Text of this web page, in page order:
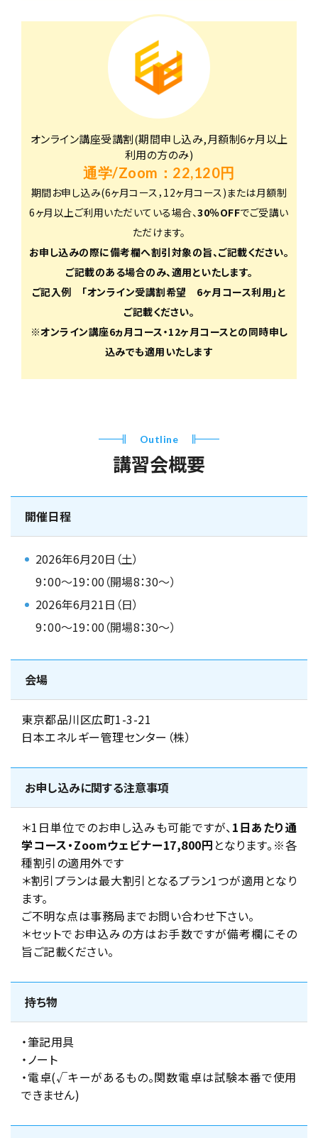
オンライン講座受講割(期間申し込み,月額制6ヶ月以上
利用の方のみ)
通学/Zoom：22,120円
期間お申し込み(6ヶ月コース，12ヶ月コース)または月額制
6ヶ月以上ご利用いただいている場合、30％OFFでご受講い
ただけます。
お申し込みの際に備考欄へ割引対象の旨、ご記載ください。
ご記載のある場合のみ、適用といたします。
ご記入例 ｢オンライン受講割希望 6ヶ月コース利用｣と
ご記載ください。
※オンライン講座6ヵ月コース・12ヶ月コースとの同時申し
込みでも適用いたします
Outline
講習会概要
開催日程
2026年6月20日（土）
9：00～19：00（開場8：30～）
2026年6月21日（日）
9：00～19：00（開場8：30～）
会場
東京都品川区広町1-3-21
日本エネルギー管理センター（株）
お申し込みに関する注意事項
＊1日単位でのお申し込みも可能ですが、 1日あたり通
学コース・Zoomウェビナー17,800円 となります。※各
種割引の適用外です
＊割引プランは最大割引となるプラン1つが適用となり
ます。
ご不明な点は事務局までお問い合わせ下さい。
＊セットでお申込みの方はお手数ですが備考欄にその
旨ご記載ください。
持ち物
・筆記用具
・ノート
・電卓(√キーがあるもの。関数電卓は試験本番で使用
できません)